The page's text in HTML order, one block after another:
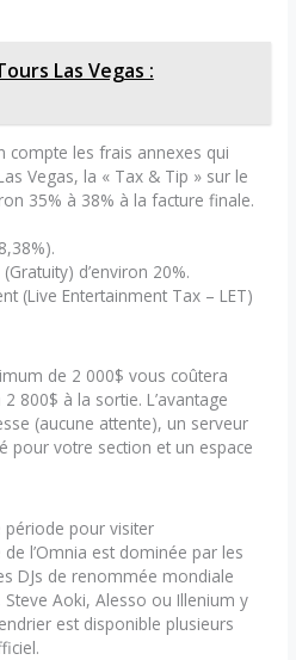
Las Vegas :
compte les frais annexes qui
Vegas, la « Tax & Tip » sur le
35% à 38% à la facture finale.
d’environ 20%.
(Live Entertainment Tax – LET)
de 2 000$ vous coûtera
800$ à la sortie. L’avantage
(aucune attente), un serveur
pour votre section et un espace
pour visiter
l’Omnia est dominée par les
DJs de renommée mondiale
Aoki, Alesso ou Illenium y
est disponible plusieurs